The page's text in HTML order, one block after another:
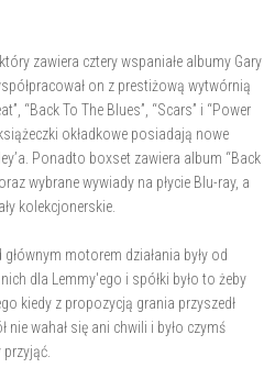
zawiera cztery wspaniałe albumy Gary
on z prestiżową wytwórnią
“Back To The Blues”, “Scars” i “Power
okładkowe posiadają nowe
Ponadto boxset zawiera album “Back
wybrane wywiady na płycie Blu-ray, a
kolekcjonerskie.
motorem działania były od
dla Lemmy'ego i spółki było to żeby
kiedy z propozycją grania przyszedł
nie wahał się ani chwili i było czymś